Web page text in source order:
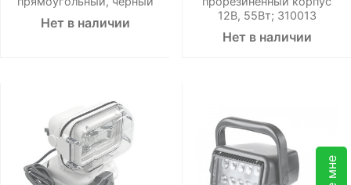
Нет в наличии
12В, 55Вт; 310013
Нет в наличии